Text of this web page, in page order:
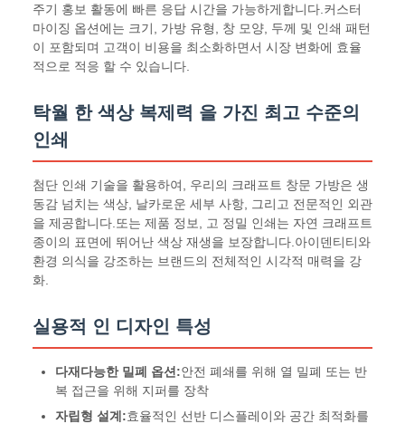
주기 홍보 활동에 빠른 응답 시간을 가능하게합니다.커스터
마이징 옵션에는 크기, 가방 유형, 창 모양, 두께 및 인쇄 패턴
이 포함되며 고객이 비용을 최소화하면서 시장 변화에 효율
적으로 적응 할 수 있습니다.
탁월 한 색상 복제력 을 가진 최고 수준의
인쇄
첨단 인쇄 기술을 활용하여, 우리의 크래프트 창문 가방은 생
동감 넘치는 색상, 날카로운 세부 사항, 그리고 전문적인 외관
을 제공합니다.또는 제품 정보, 고 정밀 인쇄는 자연 크래프트
종이의 표면에 뛰어난 색상 재생을 보장합니다.아이덴티티와
환경 의식을 강조하는 브랜드의 전체적인 시각적 매력을 강
화.
실용적 인 디자인 특성
다재다능한 밀폐 옵션:안전 폐쇄를 위해 열 밀폐 또는 반
복 접근을 위해 지퍼를 장착
자립형 설계:효율적인 선반 디스플레이와 공간 최적화를